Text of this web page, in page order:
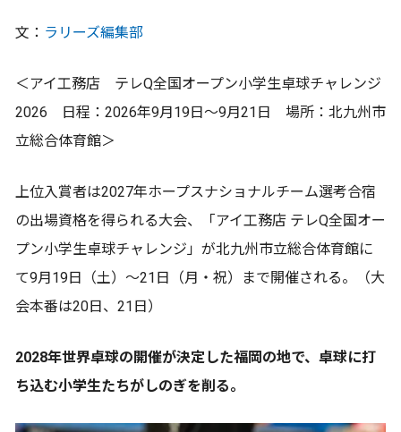
文： ラリーズ編集部
＜アイ工務店 テレQ全国オープン小学生卓球チャレンジ
2026 日程：2026年9月19日〜9月21日 場所：北九州市
立総合体育館＞
上位入賞者は2027年ホープスナショナルチーム選考合宿
の出場資格を得られる大会、「アイ工務店 テレQ全国オー
プン小学生卓球チャレンジ」が北九州市立総合体育館に
て9月19日（土）～21日（月・祝）まで開催される。（大
会本番は20日、21日）
2028年世界卓球の開催が決定した福岡の地で、卓球に打
ち込む小学生たちがしのぎを削る。